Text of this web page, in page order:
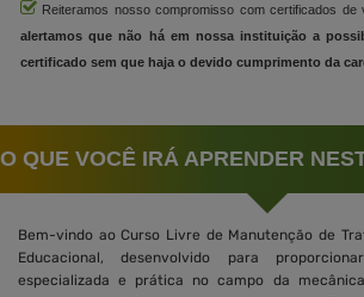
Reiteramos nosso compromisso com certificados de
alertamos que não há em nossa instituição a
certificado sem que haja o devido cumprimento da
O QUE VOCÊ IRÁ APRENDER
Bem-vindo ao Curso Livre de Manutenção de
Educacional, desenvolvido para
especializada e prática no campo da